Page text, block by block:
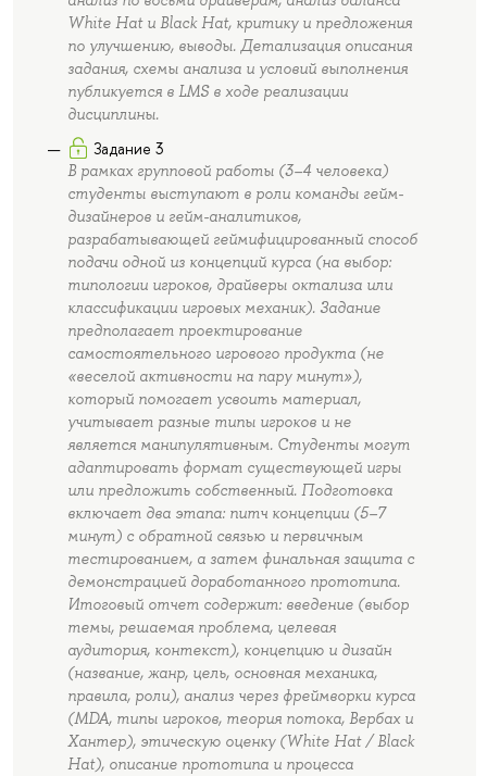
White Hat и Black Hat, критику и предложения
по улучшению, выводы. Детализация описания
задания, схемы анализа и условий выполнения
публикуется в LMS в ходе реализации
дисциплины.
Задание 3
В рамках групповой работы (3–4 человека)
студенты выступают в роли команды гейм-
дизайнеров и гейм-аналитиков,
разрабатывающей геймифицированный способ
подачи одной из концепций курса (на выбор:
типологии игроков, драйверы октализа или
классификации игровых механик). Задание
предполагает проектирование
самостоятельного игрового продукта (не
«веселой активности на пару минут»),
который помогает усвоить материал,
учитывает разные типы игроков и не
является манипулятивным. Студенты могут
адаптировать формат существующей игры
или предложить собственный. Подготовка
включает два этапа: питч концепции (5–7
минут) с обратной связью и первичным
тестированием, а затем финальная защита с
демонстрацией доработанного прототипа.
Итоговый отчет содержит: введение (выбор
темы, решаемая проблема, целевая
аудитория, контекст), концепцию и дизайн
(название, жанр, цель, основная механика,
правила, роли), анализ через фреймворки курса
(MDA, типы игроков, теория потока, Вербах и
Хантер), этическую оценку (White Hat / Black
Hat), описание прототипа и процесса